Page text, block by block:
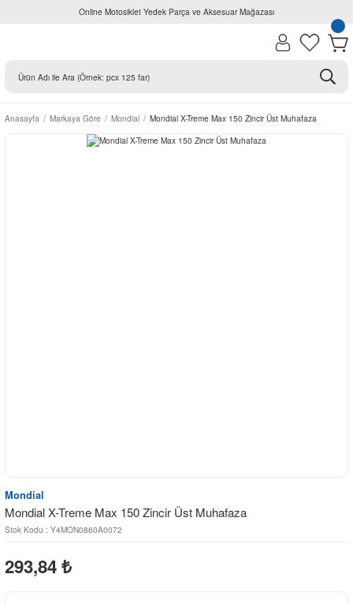
Online Motosiklet Yedek Parça ve Aksesuar Mağazası
Anasayfa Markaya Göre Mondial Mondial X-Treme Max 150 Zincir Üst Muhafaza
Mondial
Mondial X-Treme Max 150 Zincir Üst Muhafaza
Stok Kodu : Y4MON0860A0072
293,84 ₺